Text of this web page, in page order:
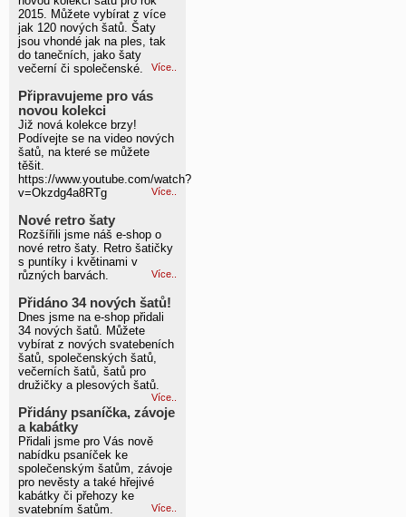
2015. Můžete vybírat z více
jak 120 nových šatů. Šaty
jsou vhondé jak na ples, tak
do tanečních, jako šaty
večerní či společenské.
Více..
Připravujeme pro vás
novou kolekci
Již nová kolekce brzy!
Podívejte se na video nových
šatů, na které se můžete
těšit.
https://www.youtube.com/watch?
v=Okzdg4a8RTg
Více..
Nové retro šaty
Rozšířili jsme náš e-shop o
nové retro šaty. Retro šatičky
s puntíky i květinami v
různých barvách.
Více..
Přidáno 34 nových šatů!
Dnes jsme na e-shop přidali
34 nových šatů. Můžete
vybírat z nových svatebeních
šatů, společenských šatů,
večerních šatů, šatů pro
družičky a plesových šatů.
Více..
Přidány psaníčka, závoje
a kabátky
Přidali jsme pro Vás nově
nabídku psaníček ke
společenským šatům, závoje
pro nevěsty a také hřejivé
kabátky či přehozy ke
svatebním šatům.
Více..